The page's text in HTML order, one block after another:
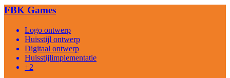
FBK Games
Logo ontwerp
Huisstijl ontwerp
Digitaal ontwerp
Huisstijlimplementatie
+2